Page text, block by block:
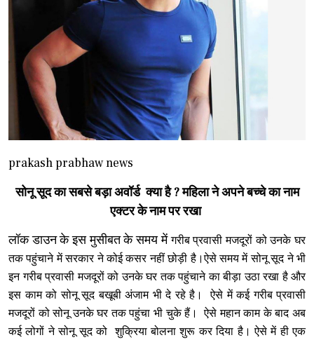
prakash prabhaw news
सोनू सूद का सबसे बड़ा अवॉर्ड क्या है ? महिला ने अपने बच्चे का नाम
एक्टर के नाम पर रखा
लॉक डाउन के इस मुसीबत के समय मेंगरीब प्रवासी मजदूरों को उनके घर
तक पहुंचाने में सरकार ने कोई कसर नहीं छोड़ी है।ऐसे समय में सोनू सूद ने भी
इनगरीब प्रवासी मजदूरों को उनके घर तक पहुंचाने का बीड़ा उठा रखा है और
इस काम को सोनू सूद बखूबी अंजाम भी दे रहे है। ऐसे में कईगरीब प्रवासी
मजदूरों को सोनू उनके घर तक पहुंचा भी चुके हैं। ऐसे महान काम के बाद अब
कई लोगों ने सोनू सूद को शुक्रिया बोलना शुरू कर दिया है। ऐसे में ही एक